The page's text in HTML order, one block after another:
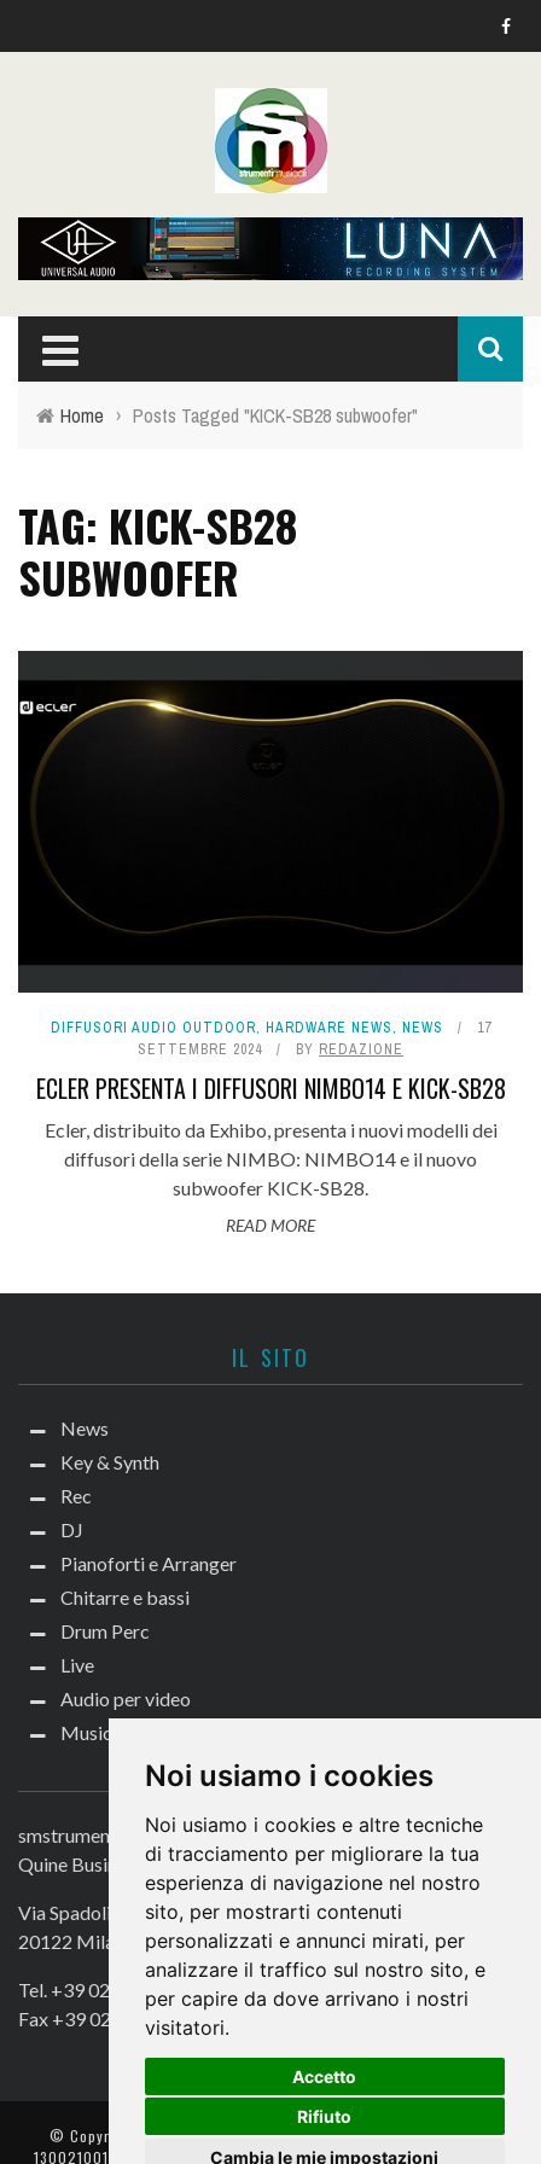
Noi usiamo i cookies
Noi usiamo i cookies e altre tecniche
di tracciamento per migliorare la tua
esperienza di navigazione nel nostro
sito, per mostrarti contenuti
personalizzati e annunci mirati, per
analizzare il traffico sul nostro sito, e
per capire da dove arrivano i nostri
visitatori.
Accetto
Rifiuto
Cambia le mie impostazioni
Home › Posts Tagged "KICK-SB28 subwoofer"
TAG: KICK-SB28
SUBWOOFER
DIFFUSORI AUDIO OUTDOOR, HARDWARE NEWS, NEWS
17
SETTEMBRE 2024
BY REDAZIONE
ECLER PRESENTA I DIFFUSORI NIMBO14 E KICK-SB28
Ecler, distribuito da Exhibo, presenta i nuovi modelli dei
diffusori della serie NIMBO: NIMBO14 e il nuovo
subwoofer KICK-SB28.
READ MORE
IL SITO
News
Key & Synth
Rec
DJ
Pianoforti e Arranger
Chitarre e bassi
Drum Perc
Live
Audio per video
Music Life
CONTATTACI
smstrumentimusicali.it
Quine Business Publisher
Via Spadolini 7
20122 Milano
Tel. +39 02 49756990
Fax +39 02 72016740
© Copyright 2018. All Rights Reserved -- Quine srl – C.F./P IVA
13002100157 – Responsabile della Protezione dei Dati: Avv. Monica